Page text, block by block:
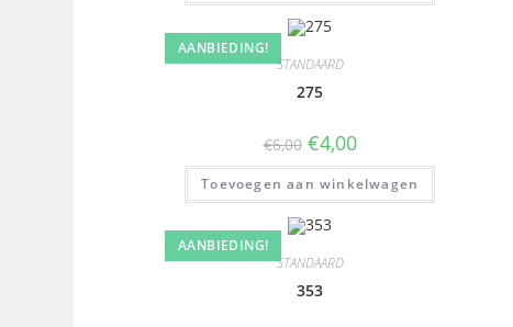
AANBIEDING!
STANDAARD
275
€6,00 €4,00
Toevoegen aan winkelwagen
AANBIEDING!
STANDAARD
353